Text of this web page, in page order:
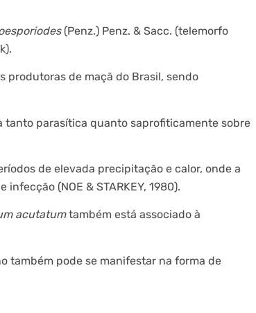
(Penz.) Penz. & Sacc. (telemorfo
produtoras de maçã do Brasil, sendo
tanto parasítica quanto saprofiticamente sobre
de elevada precipitação e calor, onde a
(NOE & STARKEY, 1980).
acutatumtambém está associado à
também pode se manifestar na forma de